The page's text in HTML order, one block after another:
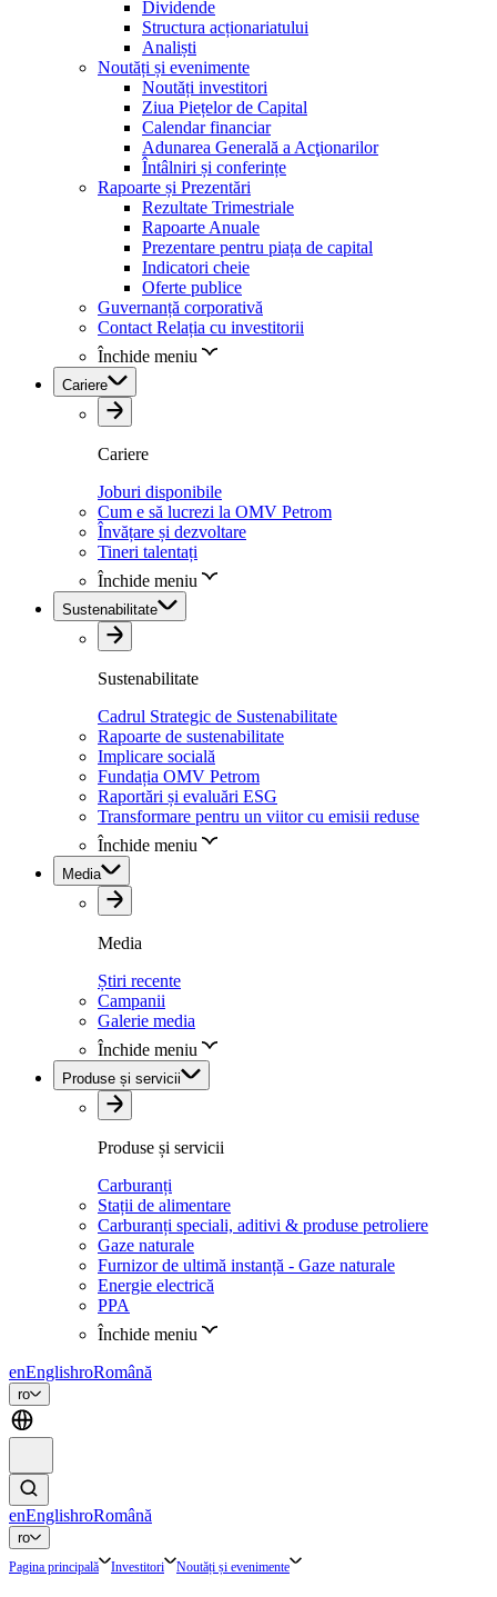
Dividende
Structura acționariatului
Analiști
Noutăți și evenimente
Noutăți investitori
Ziua Piețelor de Capital
Calendar financiar
Adunarea Generală a Acţionarilor
Întâlniri și conferințe
Rapoarte și Prezentări
Rezultate Trimestriale
Rapoarte Anuale
Prezentare pentru piața de capital
Indicatori cheie
Oferte publice
Guvernanță corporativă
Contact Relația cu investitorii
Închide meniu
Cariere
Cariere
Joburi disponibile
Cum e să lucrezi la OMV Petrom
Învățare și dezvoltare
Tineri talentați
Închide meniu
Sustenabilitate
Sustenabilitate
Cadrul Strategic de Sustenabilitate
Rapoarte de sustenabilitate
Implicare socială
Fundația OMV Petrom
Raportări și evaluări ESG
Transformare pentru un viitor cu emisii reduse
Închide meniu
Media
Media
Știri recente
Campanii
Galerie media
Închide meniu
Produse și servicii
Produse și servicii
Carburanți
Stații de alimentare
Carburanți speciali, aditivi & produse petroliere
Gaze naturale
Furnizor de ultimă instanță - Gaze naturale
Energie electrică
PPA
Închide meniu
enEnglishroRomână
ro
enEnglishroRomână
ro
Pagina principală Investitori Noutăți și evenimente